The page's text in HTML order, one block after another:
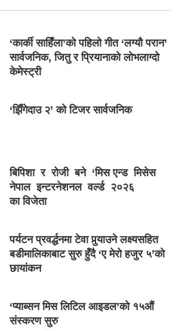
‘कार्की साहिँला’को पहिलो गीत ‘लग्यौ परान’
सार्वजनिक, जितु र प्रियानाको लोभलाग्दो
केमेस्ट्री
‘झिँगेदाउ २’ को टिजर सार्वजनिक
बिपिशा र रोजी बने ‘मिस एन्ड मिसेस
नेपाल इन्टरनेशनल वर्ल्ड २०२६
का विजेता
पर्यटन प्रवर्द्धनमा टेवा पुर्‍याउने लक्ष्यसहित
बडीमालिकाबाट सुरु हुँदै ‘ए मेरो हजुर ५’को
छायांकन
‘प्याब्सन मिस लिटिल आइडल’को १५औं
संस्करण सुरु